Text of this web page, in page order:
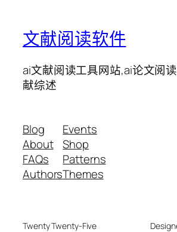
文献阅读软件
ai文献阅读工具网站,ai论文阅
献综述
Blog
About
FAQs
Authors
Events
Shop
Patterns
Themes
Twenty Twenty-Five